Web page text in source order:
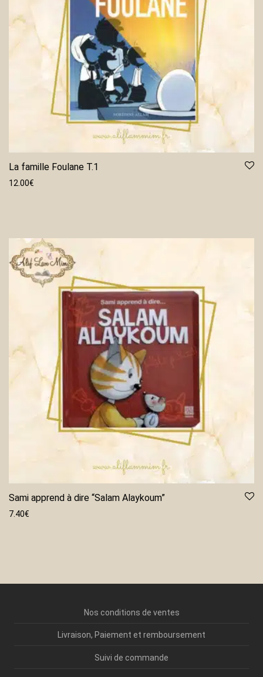
La famille Foulane T.1
12.00€
Sami apprend à dire “Salam Alaykoum”
7.40€
Nos conditions de ventes
Livraison, Paiement et remboursement
Suivi de commande